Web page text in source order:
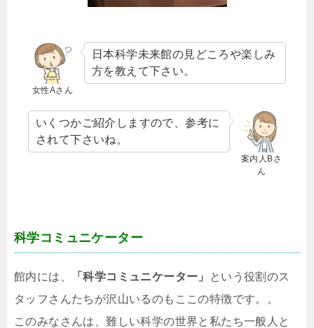
女性Aさん
日本科学未来館の見どころや楽しみ
方を教えて下さい。
案内人Bさ
ん
いくつかご紹介しますので、参考に
されて下さいね。
科学コミュニケーター
館内には、 「科学コミュニケーター」
という役割のス
タッフさんたちが沢山いるのもここの特徴です。。
このみなさんは、難しい科学の世界と私たち一般人と